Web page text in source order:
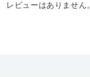
レビューはありません